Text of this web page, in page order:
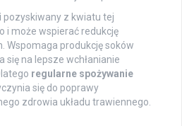
pozyskiwany z kwiatu tej
i może wspierać redukcję
Wspomaga produkcję soków
się na lepsze wchłanianie
regularne spożywanie
się do poprawy
zdrowia układu trawiennego.